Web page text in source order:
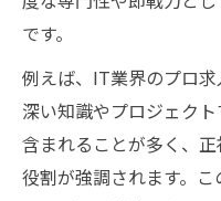
求人で評価さ
正社員転職で
採用担当が見
バイトから正
です。
例えば、IT業界のプロ
深い知識やプロジェク
含まれることが多く、
役割が強調されます。